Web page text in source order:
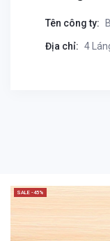
Tên công ty:
Địa chỉ: 4
SALE -45%